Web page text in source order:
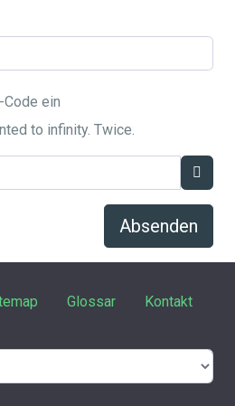
ein
Absenden
Glossar Kontakt